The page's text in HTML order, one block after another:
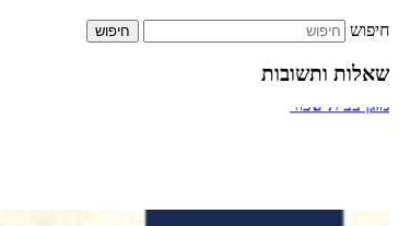
חיפוש
שאלות ותשובות